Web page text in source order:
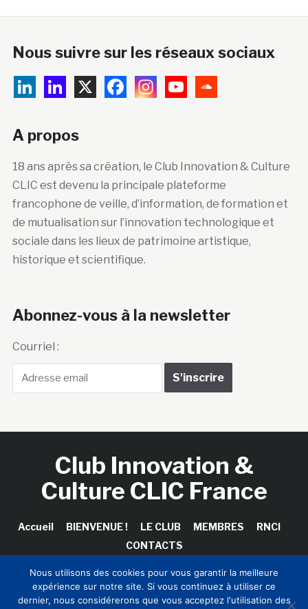
A propos
CLIC est devenu la principale plateforme
francophone de veille, d’information, de formation et
de mutualisation sur l’innovation technologique et
sociale dans les lieux de patrimoine artistique,
historique et scientifique.
Culture CLIC France
Accueil BIENVENUE ! LE CLUB MEMBRES
RNCI
Sinapses Conseils
Nous utilisons des cookies pour vous garantir la meilleure
expérience sur notre site. Si vous continuez à utiliser ce
dernier, nous considérerons que vous acceptez l'utilisation des